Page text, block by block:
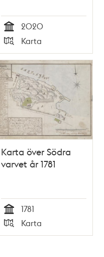
Tid
2020
Typ
Karta
Karta över Södra
varvet år 1781
Tid
1781
Typ
Karta